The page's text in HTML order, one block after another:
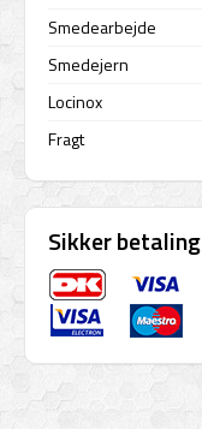
Smedearbejde
Smedejern
Locinox
Fragt
Sikker betaling